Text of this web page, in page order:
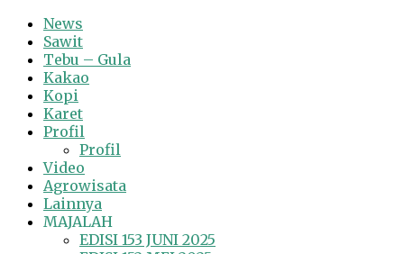
News
Sawit
Tebu – Gula
Kakao
Kopi
Karet
Profil
Profil
Video
Agrowisata
Lainnya
MAJALAH
EDISI 153 JUNI 2025